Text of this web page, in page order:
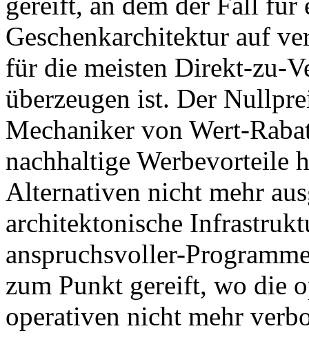
Geschenkarchitektur auf
für die meisten Direkt-zu-
überzeugen ist. Der
Mechaniker von Wert-
nachhaltige Werbevorteile
Alternativen nicht mehr
architektonische
anspruchsvoller-
zum Punkt gereift, wo die
operativen nicht mehr